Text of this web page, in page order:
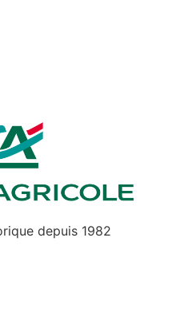
depuis 1982